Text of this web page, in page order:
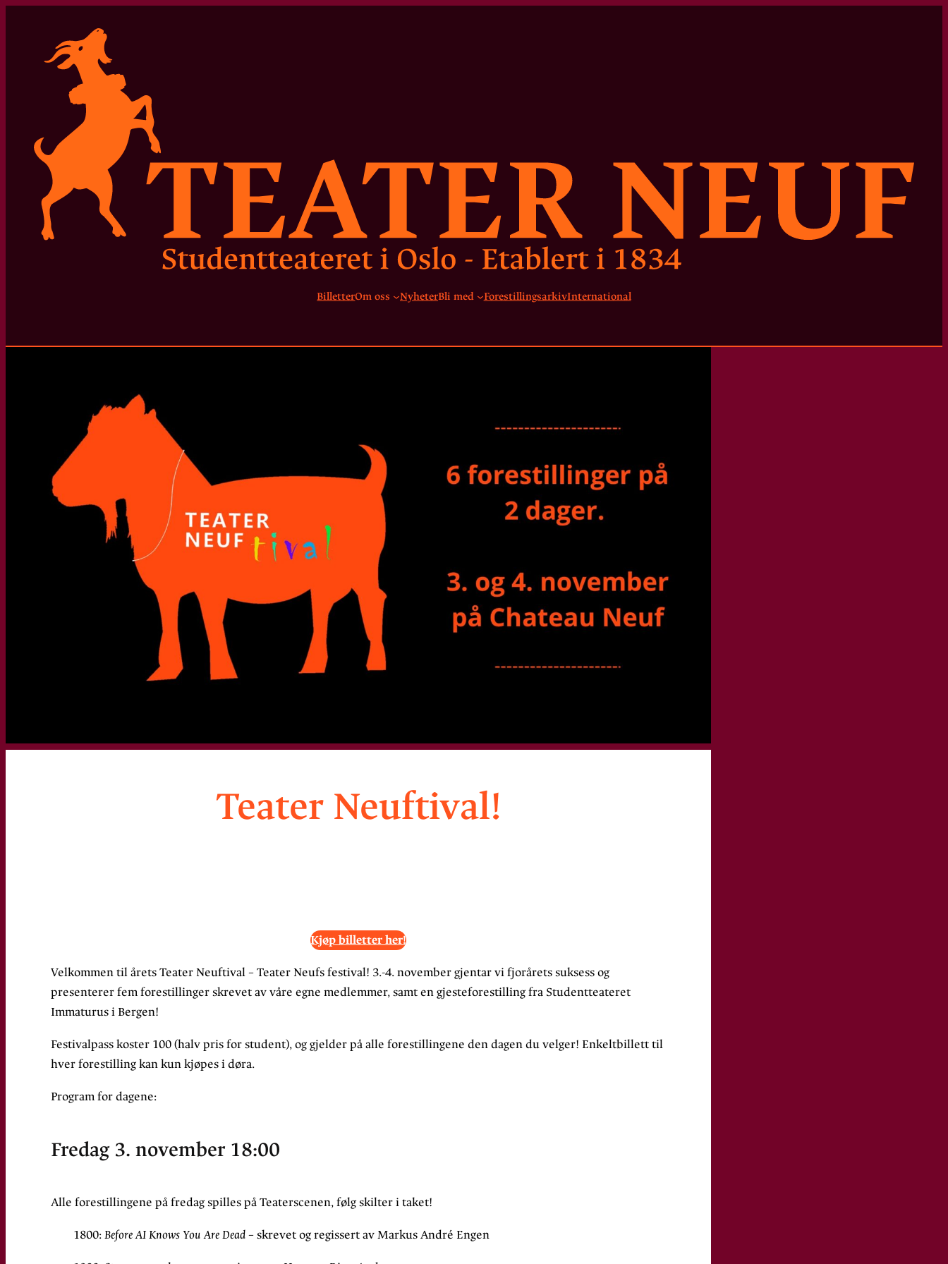
BilletterOm oss NyheterBli med ForestillingsarkivInternational
Teater Neuftival!
Kjøp billetter her!
Velkommen til årets Teater Neuftival – Teater Neufs festival! 3.-4. november gjentar vi fjorårets suksess og
presenterer fem forestillinger skrevet av våre egne medlemmer, samt en gjesteforestilling fra Studentteateret
Immaturus i Bergen!
Festivalpass koster 100 (halv pris for student), og gjelder på alle forestillingene den dagen du velger! Enkeltbillett til
hver forestilling kan kun kjøpes i døra.
Program for dagene:
Fredag 3. november 18:00
Alle forestillingene på fredag spilles på Teaterscenen, følg skilter i taket!
1800:Before AI Knows You Are Dead– skrevet og regissert av Markus André Engen